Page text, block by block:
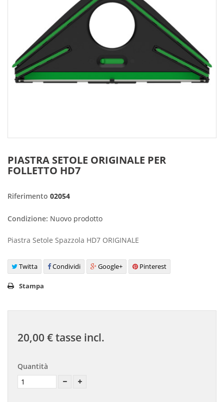
PIASTRA SETOLE ORIGINALE PER
FOLLETTO HD7
Riferimento 02054
Condizione: Nuovo prodotto
Piastra Setole Spazzola HD7 ORIGINALE
Twitta Condividi Google+ Pinterest
Stampa
20,00 €tasse incl.
Quantità